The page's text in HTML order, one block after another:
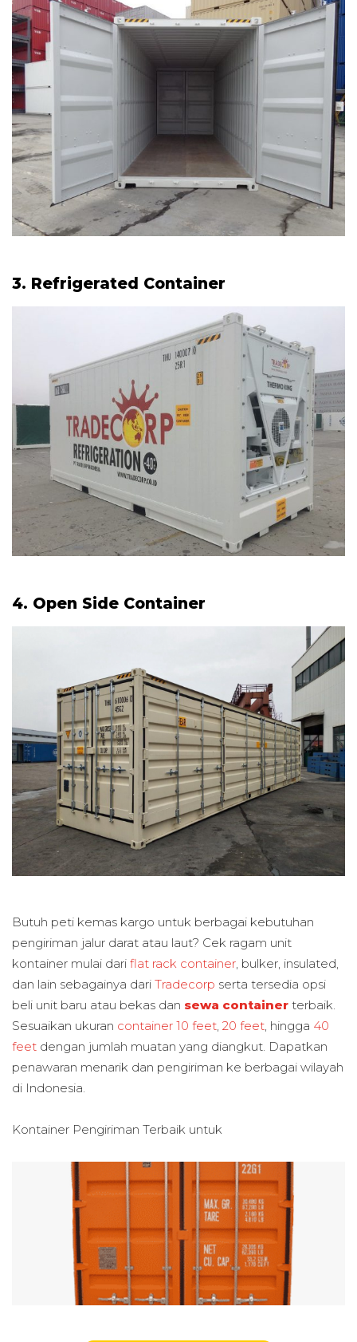
3. Refrigerated Container
4. Open Side Container
Butuh peti kemas kargo untuk berbagai kebutuhan
pengiriman jalur darat atau laut? Cek ragam unit
kontainer mulai dari flat rack container, bulker, insulated,
dan lain sebagainya dari Tradecorp serta tersedia opsi
beli unit baru atau bekas dan sewa container terbaik.
Sesuaikan ukuran container 10 feet, 20 feet, hingga 40
feet dengan jumlah muatan yang diangkut. Dapatkan
penawaran menarik dan pengiriman ke berbagai wilayah
di Indonesia.
Kontainer Pengiriman Terbaik untuk